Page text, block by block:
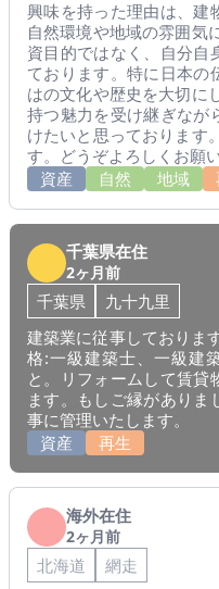
興味を持った理由は、建
自然環境や地域の雰囲気
資目的ではなく、自分自
ております。特に日本の
はの文化や歴史を大切に
持つ魅力を受け継ぎなが
けたいと思っております
す。どうぞよろしくお願
資産
自然 地域
千葉県在住
2ヶ月前
千葉県
九十九里
建築業に従事しておりま
格:一級建築士、一級建
と。リフォームして賃貸
ます。もしご縁がありま
事に管理いたします。
資産
再生
海外在住
2ヶ月前
北海道
網走